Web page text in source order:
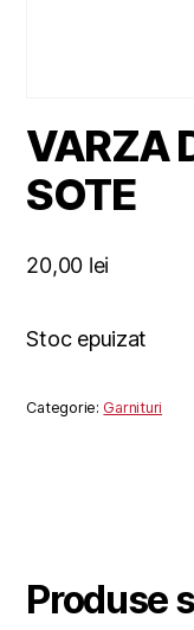
VARZA
SOTE
20,00 lei
Stoc epuizat
Categorie: Garnituri
Produse